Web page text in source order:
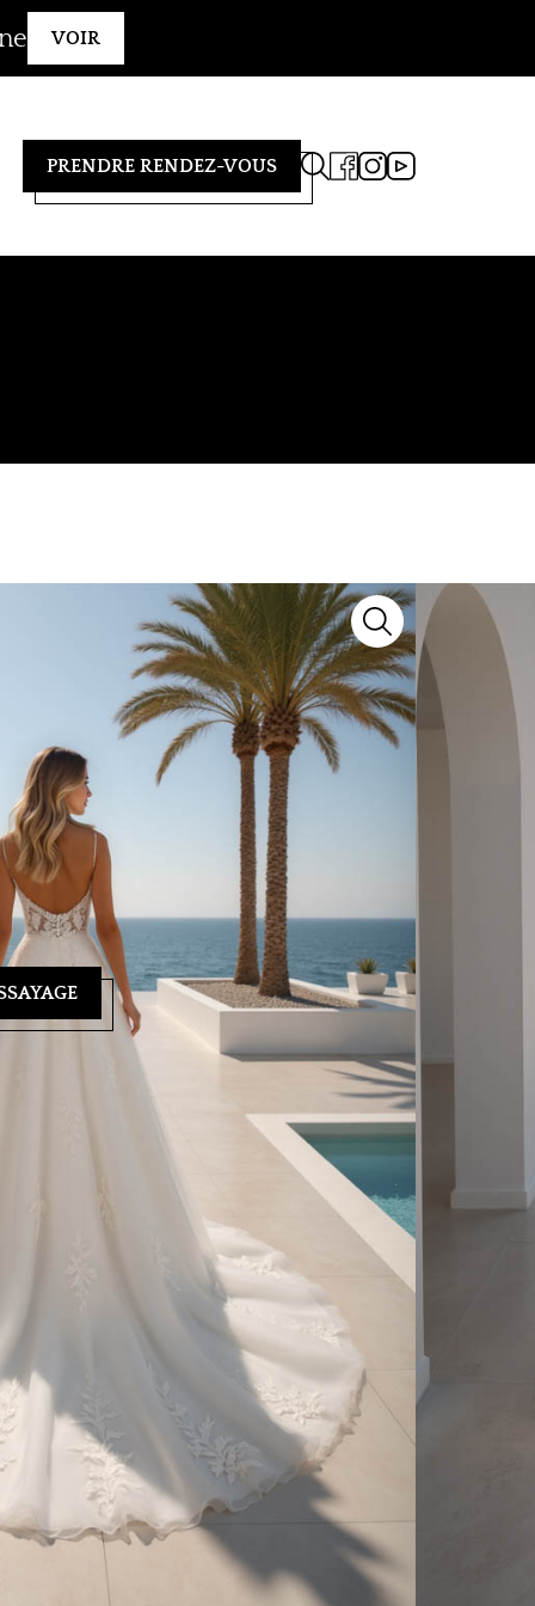
VOIR
PRENDRE RENDEZ-VOUS
modèle d’exception signé Miss Kelly
. Issu de
faire artisanal et détails raffinés pour sublimer
? Notre équipe se tient à votre écoute au
vous personnalisé et vous guider vers la
RETOUCHES